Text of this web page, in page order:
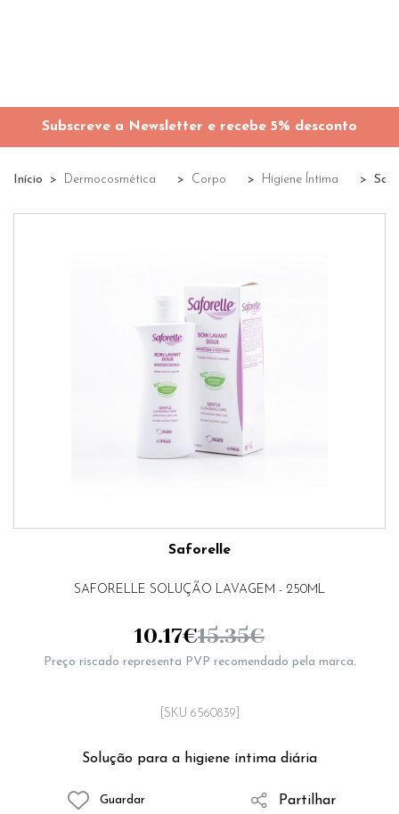
Subscreve a Newsletter e recebe 5% desconto
Início Dermocosmética Corpo Higiene Íntima
Saforelle
SAFORELLE SOLUÇÃO LAVAGEM - 250ML
Solução para a higiene íntima diária
[SKU 6560839]
10.17€15.35€
Preço riscado representa PVP recomendado pela marca.
Guardar Partilhar